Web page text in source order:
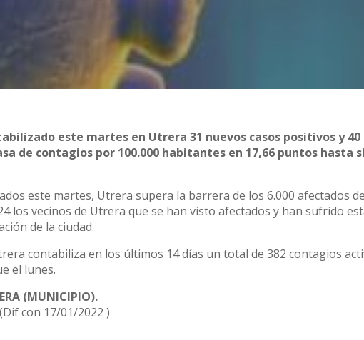
este martes en Utrera 31 nuevos casos positivos y 40
de contagios por 100.000 habitantes en 17,66 puntos hasta
este martes, Utrera supera la barrera de los 6.000 afectados
los vecinos de Utrera que se han visto afectados y han sufrido
de la ciudad.
contabiliza en los últimos 14 días un total de 382 contagios
el lunes.
(MUNICIPIO).
con 17/01/2022 )